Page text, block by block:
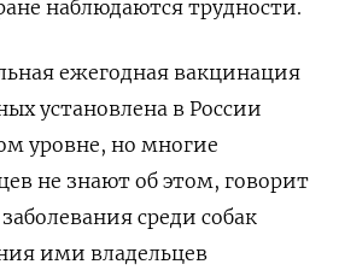
наблюдаются трудности.
ежегодная вакцинация
установлена в России
уровне, но многие
не знают об этом, говорит
среди собак
ими владельцев